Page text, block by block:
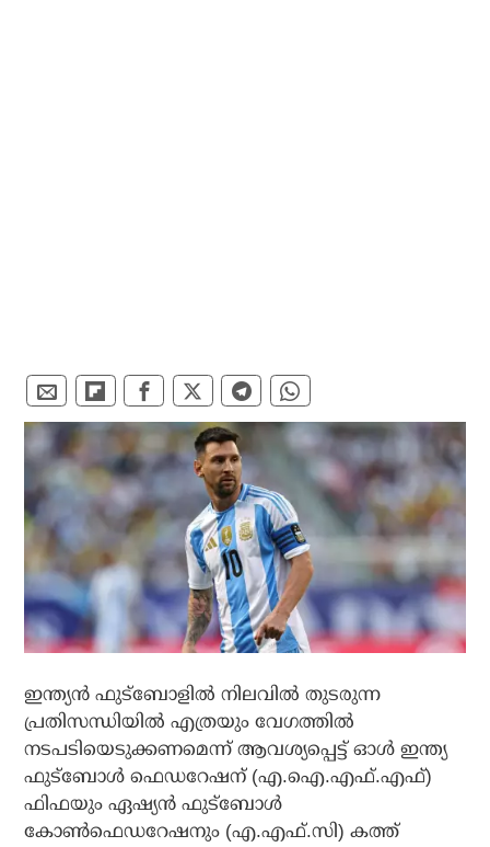
ഇന്ത്യന്‍ ഫുട്ബോളില്‍ നിലവില്‍ തുടരുന്ന
പ്രതിസന്ധിയില്‍ എത്രയും വേഗത്തില്‍
നടപടിയെടുക്കണമെന്ന് ആവശ്യപ്പെട്ട് ഓള്‍ ഇന്ത്യ
ഫുട്ബോള്‍ ഫെഡറേഷന് (എ.ഐ.എഫ്.എഫ്)
ഫിഫയും ഏഷ്യന്‍ ഫുട്ബോള്‍
കോണ്‍ഫെഡറേഷനും (എ.എഫ്.സി) കത്ത്